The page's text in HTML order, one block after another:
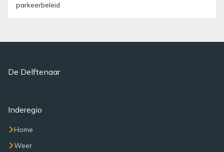
parkeerbeleid
De Delftenaar
Inderegio
Home
Weer